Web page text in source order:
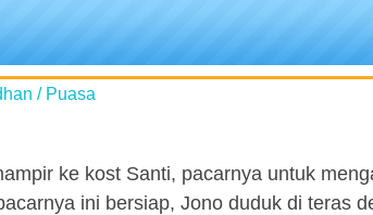
/ Puasa
ke kost Santi, pacarnya untuk
ini bersiap, Jono duduk di teras